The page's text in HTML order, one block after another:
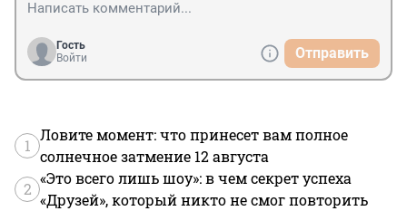
Гость
Войти
Отправить
1
Ловите момент: что принесет вам полное
солнечное затмение 12 августа
2
«Это всего лишь шоу»: в чем секрет успеха
«Друзей», который никто не смог повторить